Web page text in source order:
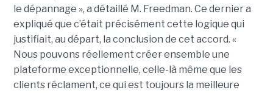
le dépannage », a détaillé M. Freedman. Ce dernier a
expliqué que c’était précisément cette logique qui
justifiait, au départ, la conclusion de cet accord. «
Nous pouvons réellement créer ensemble une
plateforme exceptionnelle, celle-là même que les
clients réclament, ce qui est toujours la meilleure